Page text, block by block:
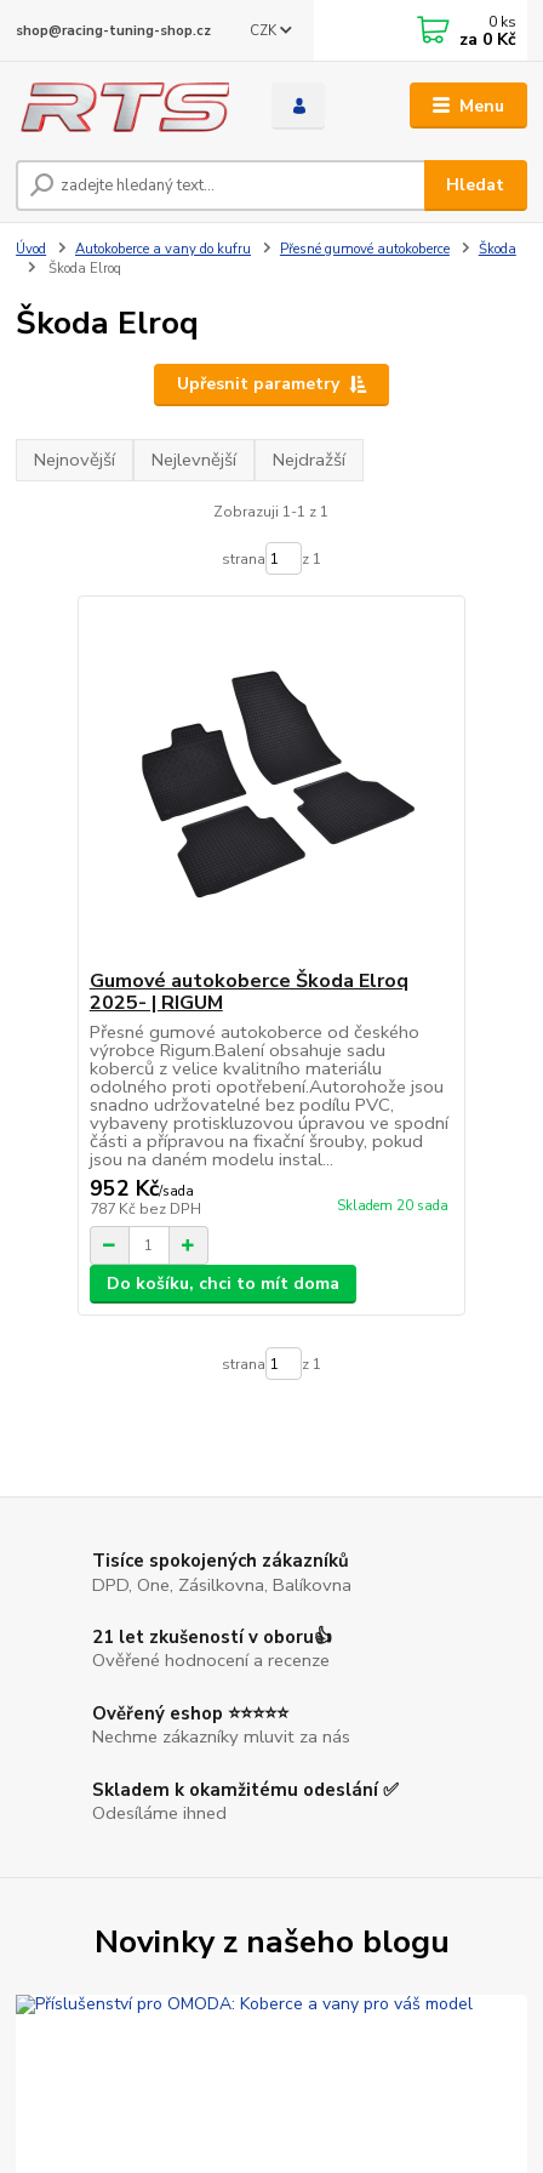
Menu
CZK
Hledat
shop@racing-tuning-shop.cz 0 ks
za 0 Kč
Úvod Autokoberce a vany do kufru Přesné gumové autokoberce
Škoda
Škoda Elroq
Škoda Elroq
Upřesnit parametry
Nejnovější Nejlevnější Nejdražší
Zobrazuji 1-1 z 1
strana z 1
Gumové autokoberce Škoda Elroq
2025- | RIGUM
Přesné gumové autokoberce od českého
výrobce Rigum.Balení obsahuje sadu
koberců z velice kvalitního materiálu
odolného proti opotřebení.Autorohože jsou
snadno udržovatelné bez podílu PVC,
vybaveny protiskluzovou úpravou ve spodní
části a přípravou na fixační šrouby, pokud
jsou na daném modelu instal...
952 Kč/sada
787 Kč bez DPH Skladem 20 sada
Do košíku, chci to mít doma
strana z 1
Tisíce spokojených zákazníků
DPD, One, Zásilkovna, Balíkovna
21 let zkušeností v oboru👍
Ověřené hodnocení a recenze
Ověřený eshop ⭐⭐⭐⭐⭐
Nechme zákazníky mluvit za nás
Skladem k okamžitému odeslání ✅
Odesíláme ihned
Novinky z našeho blogu